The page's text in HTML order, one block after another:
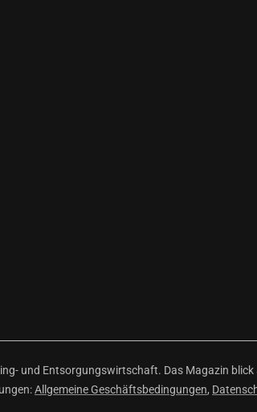
und Entsorgungswirtschaft. Das Magazin
Allgemeine Geschäftsbedingungen,